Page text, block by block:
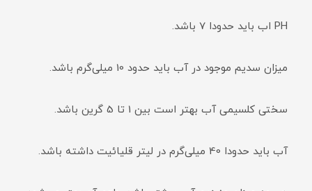
میزان سدیم موجود در آب باید حدود 10 میلی‌گرم باشد.
سختی کلسیمی آب بهتر است بین 1 تا 5 گرین باشد.
آب باید حدودا 40 میلی‌گرم در لیتر قلیائیت داشته باشد.